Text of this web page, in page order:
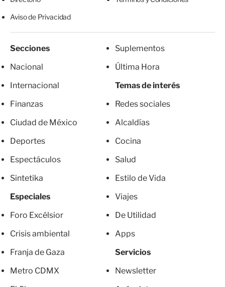
Aviso de Privacidad
Secciones
Nacional
Internacional
Finanzas
Ciudad de México
Deportes
Espectáculos
Sintetika
Especiales
Foro Excélsior
Crisis ambiental
Franja de Gaza
Metro CDMX
Suplementos
Última Hora
Temas de interés
Redes sociales
Alcaldías
Cocina
Salud
Estilo de Vida
Viajes
De Utilidad
Apps
Servicios
Newsletter